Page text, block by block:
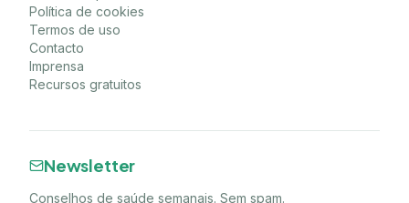
Política de cookies
Termos de uso
Contacto
Imprensa
Recursos gratuitos
Newsletter
Conselhos de saúde semanais. Sem spam.